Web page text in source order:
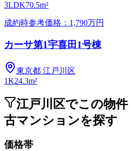
3LDK70.5m²
成約時参考価格：1,790万円
カーサ第1宇喜田1号棟
東京都 江戸川区
1K24.3m²
江戸川区でこの物
古マンションを探す
価格帯